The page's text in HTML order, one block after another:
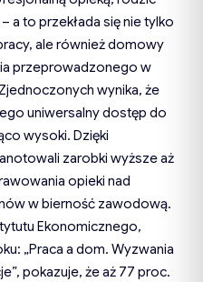
a to przekłada się nie tylko
ale również domowy
przeprowadzonego w
wynika, że
uniwersalny dostęp do
wysoki. Dzięki
zarobki wyższe aż
opieki nad
w bierność zawodową.
Ekonomicznego,
„Praca a dom. Wyzwania
pokazuje, że aż 77 proc.